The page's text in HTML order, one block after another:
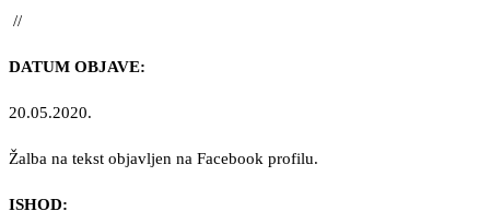
//
DATUM OBJAVE:
20.05.2020.
Žalba na tekst objavljen na Facebook profilu.
ISHOD: